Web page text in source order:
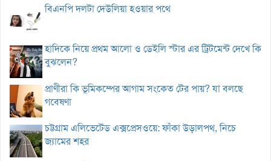
বিএনপি দলটা দেউলিয়া হওয়ার পথে
হাদিকে নিয়ে প্রথম আলো ও ডেইলি স্টার এর ট্রিটমেন্ট দেখে কি
বুঝলেন?
প্রাণীরা কি ভূমিকম্পের আগাম সংকেত টের পায়? যা বলছে
গবেষণা
চট্টগ্রাম এলিভেটেড এক্সপ্রেসওয়ে: ফাঁকা উড়ালপথ, নিচে
জ্যামের শহর